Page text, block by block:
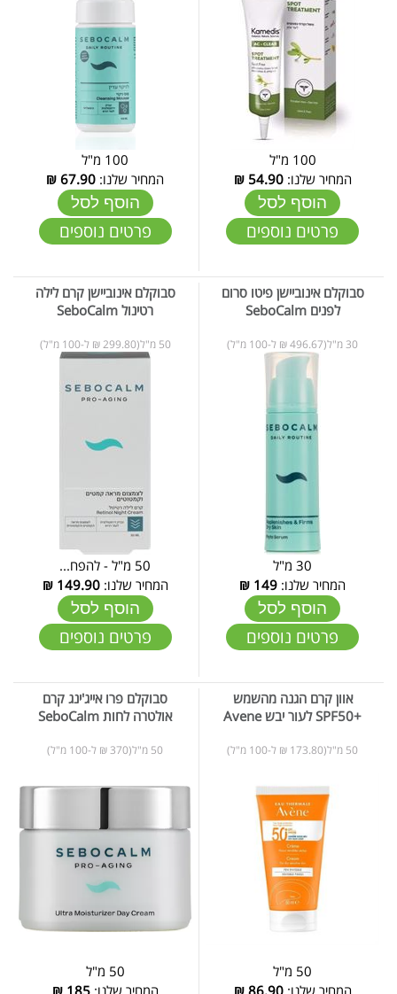
100 מ"ל
המחיר שלנו:54.90
₪
הוסף לסל
פרטים נוספים
100 מ"ל
המחיר שלנו: 67.90
₪
הוסף לסל
פרטים נוספים
סבוקלם אינוביישן פיטו סרום
לפנים SeboCalm
30 מ"ל(496.67 ₪ ל-100 מ"ל)
30 מ"ל
המחיר שלנו: 149
₪
הוסף לסל
פרטים נוספים
סבוקלם אינוביישן קרם לילה
רטינול SeboCalm
50 מ"ל(299.80 ₪ ל-100 מ"ל)
50 מ"ל - להפח...
המחיר שלנו:149.90
₪
הוסף לסל
פרטים נוספים
אוון קרם הגנה מהשמש
+SPF50 לעור יבש Avene
50 מ"ל(173.80 ₪ ל-100 מ"ל)
50 מ"ל
המחיר שלנו:86.90
₪
סבוקלם פרו אייג'ינג קרם
אולטרה לחות SeboCalm
50 מ"ל(370 ₪ ל-100 מ"ל)
50 מ"ל
המחיר שלנו:185
₪